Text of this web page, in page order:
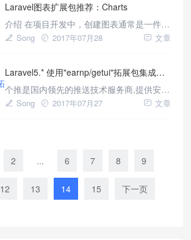
中数据集合显示，你可以发布其前端资源和
配置，还可以配置显示重定
Laravel图表扩展包推荐：Charts
介绍 在项目开发中，创建图表通常是一件痛
苦的事情。因为你必须将数据转换为图表库
时候，我们就得重新处理数据结构。 为了解
决这一问题，一位名叫ErikCampobadal的
开发人员创建了一个新的L
Song 2017年07月28 文章
Laravel5.* 使用"earnp/getui"拓展包集成个推开发
个推是国内领先的推送技术服务商,提供安卓
(Android)和iOS推送SDK,为APP开发者提供
的时间，所以我集成了Laravel个推拓展
Song 2017年07月27 文章
2 ... 6 7 8 9
12 13 14 15 下一页